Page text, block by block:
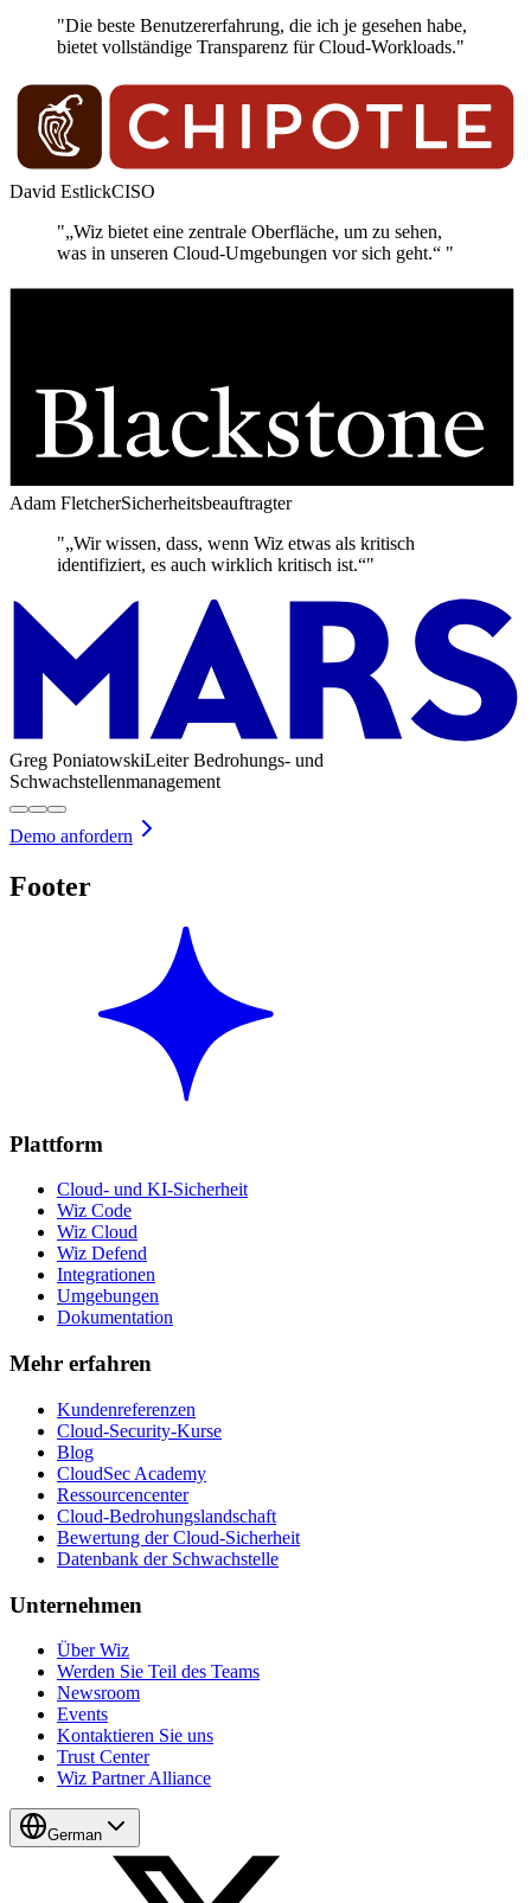
"Die beste Benutzererfahrung, die ich je gesehen habe,
bietet vollständige Transparenz für Cloud-Workloads."
David EstlickCISO
"„Wiz bietet eine zentrale Oberfläche, um zu sehen,
was in unseren Cloud-Umgebungen vor sich geht.“ "
Adam FletcherSicherheitsbeauftragter
"„Wir wissen, dass, wenn Wiz etwas als kritisch
identifiziert, es auch wirklich kritisch ist.“"
Greg PoniatowskiLeiter Bedrohungs- und
Schwachstellenmanagement
Demo anfordern
Footer
Plattform
Cloud- und KI-Sicherheit
Wiz Code
Wiz Cloud
Wiz Defend
Integrationen
Umgebungen
Dokumentation
Mehr erfahren
Kundenreferenzen
Cloud-Security-Kurse
Blog
CloudSec Academy
Ressourcencenter
Cloud-Bedrohungslandschaft
Bewertung der Cloud-Sicherheit
Datenbank der Schwachstelle
Unternehmen
Über Wiz
Werden Sie Teil des Teams
Newsroom
Events
Kontaktieren Sie uns
Trust Center
Wiz Partner Alliance
German